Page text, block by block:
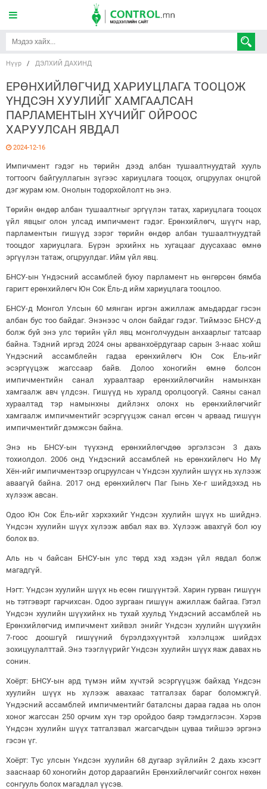
Нүүр / ДЭЛХИЙ ДАХИНД
ЕРӨНХИЙЛӨГЧИД ХАРИУЦЛАГА ТООЦОЖ
ҮНДСЭН ХУУЛИЙГ ХАМГААЛСАН
ПАРЛАМЕНТЫН ХҮЧИЙГ ОЙРООС
ХАРУУЛСАН ЯВДАЛ
2024-12-16
Импичмент гэдэг нь төрийн дээд албан тушаалтнуудтай хууль
тогтоогч байгууллагын зүгээс хариуцлага тооцох, огцруулах онцгой
дэг журам юм. Онолын тодорхойлолт нь энэ.
Төрийн өндөр албан тушаалтныг эргүүлэн татах, хариуцлага тооцох
үйл явцыг олон улсад импичмент гэдэг. Ерөнхийлөгч, шүүгч нар,
парламентын гишүүд зэрэг төрийн өндөр албан тушаалтнуудтай
тооцдог хариуцлага. Бүрэн эрхийнх нь хугацааг дуусахаас өмнө
эргүүлэн татаж, огцруулдаг. Ийм үйл явц.
БНСУ-ын Үндэсний ассамблей буюу парламент нь өнгөрсөн бямба
гаригт ерөнхийлөгч Юн Сок Ёль-д ийм хариуцлага тооцлоо.
БНСУ-д Монгол Улсын 60 мянган иргэн ажиллаж амьдардаг гэсэн
албан бус тоо байдаг. Энэнээс ч олон байдаг гэдэг. Тиймээс БНСУ-д
болж буй энэ улс төрийн үйл явц монголчуудын анхаарлыг татсаар
байна. Тэдний иргэд 2024 оны арванхоёрдугаар сарын 3-наас хойш
Үндэсний ассамблейн гадаа ерөнхийлөгч Юн Сок Ёль-ийг
эсэргүүцэж жагссаар байв. Долоо хоногийн өмнө болсон
импичментийн санал хураалтаар ерөнхийлөгчийн намынхан
хамгаалж авч үлдсэн. Гишүүд нь хуралд оролцоогүй. Саяны санал
хураалтад тэр намынхны дийлэнх олонх нь ерөнхийлөгчийг
хамгаалж импичментийг эсэргүүцэж санал өгсөн ч арваад гишүүн
импичментийг дэмжсэн байна.
Энэ нь БНСУ-ын түүхэнд ерөнхийлөгчдөө эргэлзсэн 3 дахь
тохиолдол. 2006 онд Үндэсний ассамблей нь ерөнхийлөгч Но Мү
Хён-ийг импичментээр огцруулсан ч Үндсэн хуулийн шүүх нь хүлээж
аваагүй байна. 2017 онд ерөнхийлөгч Паг Гынь Хе-г шийдэхэд нь
хүлээж авсан.
Одоо Юн Сок Ёль-ийг хэрхэхийг Үндсэн хуулийн шүүх нь шийднэ.
Үндсэн хуулийн шүүх хүлээж авбал яах вэ. Хүлээж авахгүй бол юу
болох вэ.
Аль нь ч байсан БНСУ-ын улс төрд хэд хэдэн үйл явдал болж
магадгүй.
Нэгт: Үндсэн хуулийн шүүх нь есөн гишүүнтэй. Харин гурван гишүүн
нь тэтгэвэрт гарчихсан. Одоо зургаан гишүүн ажиллаж байгаа. Гэтэл
Үндсэн хуулийн шүүхийнх нь тухай хуульд Үндэсний ассамблей нь
Ерөнхийлөгчид импичмент хийвэл энийг Үндсэн хуулийн шүүхийн
7-гоос доошгүй гишүүний бүрэлдэхүүнтэй хэлэлцэж шийдэх
зохицуулалттай. Энэ тээглүүрийг Үндсэн хуулийн шүүх яаж давах нь
сонин.
Хоёрт: БНСУ-ын ард түмэн ийм хүчтэй эсэргүүцэж байхад Үндсэн
хуулийн шүүх нь хүлээж авахаас татгалзах бараг боломжгүй.
Үндэсний ассамблей импичментийг баталсны дараа гадаа нь олон
хоног жагссан 250 орчим хүн тэр оройдоо баяр тэмдэглэсэн. Хэрэв
Үндсэн хуулийн шүүх татгалзвал жагсагчдын цуваа тийшээ эргэнэ
гэсэн үг.
Хоёрт: Тус улсын Үндсэн хуулийн 68 дугаар зүйлийн 2 дахь хэсэгт
зааснаар 60 хоногийн дотор дараагийн Ерөнхийлөгчийг сонгох нөхөн
сонгууль болох магадлал үүсэв.